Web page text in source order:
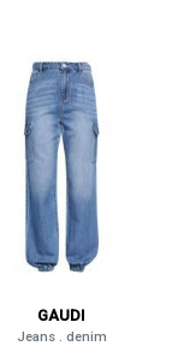
GAUDI
Jeans . denim